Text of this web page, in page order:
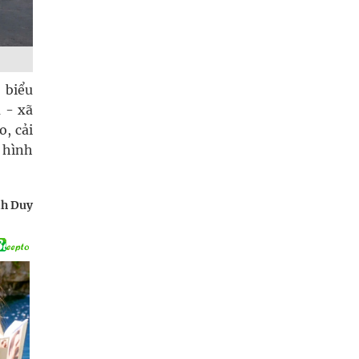
biểu
- xã
cải
hình
Duy